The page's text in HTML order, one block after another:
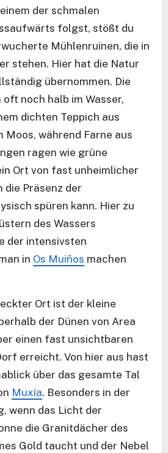
der schmalen
folgst, stößt du
Mühlenruinen, die in
stehen. Hier hat die Natur
übernommen. Die
noch halb im Wasser,
dichten Teppich aus
Moos, während Farne aus
ragen wie grüne
Ort von fast unheimlicher
die Präsenz der
spüren kann. Hier zu
des Wassers
der intensivsten
in Os Muiños machen
Ort ist der kleine
der Dünen von Area
einen fast unsichtbaren
erreicht. Von hier aus hast
über das gesamte Tal
Muxía. Besonders in der
wenn das Licht der
die Granitdächer des
Gold taucht und der Nebel